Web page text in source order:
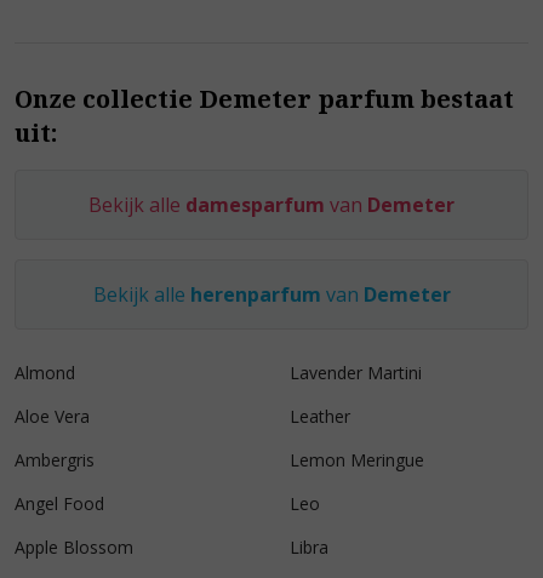
Onze collectie Demeter parfum bestaat
uit:
Bekijk alle damesparfum van Demeter
Bekijk alle herenparfum van Demeter
Almond
Aloe Vera
Ambergris
Angel Food
Apple Blossom
Lavender Martini
Leather
Lemon Meringue
Leo
Libra